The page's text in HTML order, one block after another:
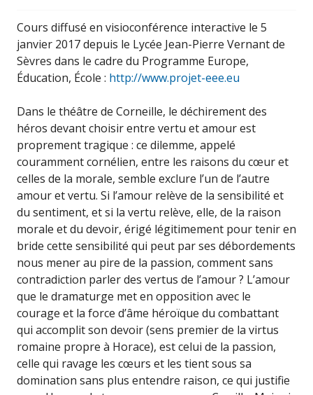
Cours diffusé en visioconférence interactive le 5
janvier 2017 depuis le Lycée Jean-Pierre Vernant de
Sèvres dans le cadre du Programme Europe,
Éducation, École : http://www.projet-eee.eu
Dans le théâtre de Corneille, le déchirement des
héros devant choisir entre vertu et amour est
proprement tragique : ce dilemme, appelé
couramment cornélien, entre les raisons du cœur et
celles de la morale, semble exclure l’un de l’autre
amour et vertu. Si l’amour relève de la sensibilité et
du sentiment, et si la vertu relève, elle, de la raison
morale et du devoir, érigé légitimement pour tenir en
bride cette sensibilité qui peut par ses débordements
nous mener au pire de la passion, comment sans
contradiction parler des vertus de l’amour ? L’amour
que le dramaturge met en opposition avec le
courage et la force d’âme héroïque du combattant
qui accomplit son devoir (sens premier de la virtus
romaine propre à Horace), est celui de la passion,
celle qui ravage les cœurs et les tient sous sa
domination sans plus entendre raison, ce qui justifie